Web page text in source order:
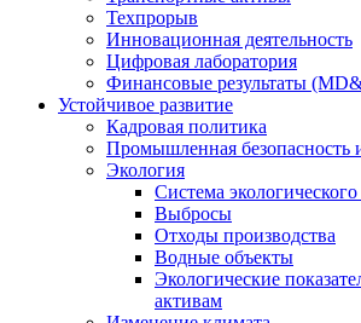
Техпрорыв
Инновационная деятельность
Цифровая лаборатория
Финансовые результаты
Устойчивое развитие
Кадровая политика
Промышленная безопасность
Экология
Система
Выбросы
Отходы производства
Водные объекты
Экологические
активам